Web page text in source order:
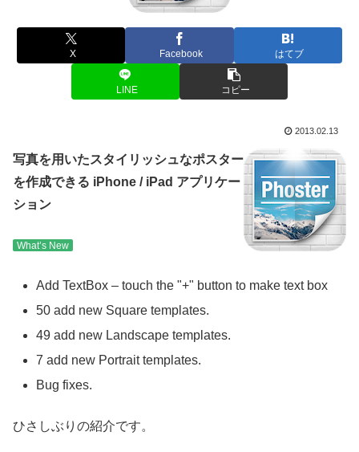
X Facebook はてブ
LINE コピー
2013.02.13
写真を用いたスタイリッシュなポスター
を作成できる iPhone / iPad アプリケー
ション
What’s New
Add TextBox – touch the "+" button to make text box
50 add new Square templates.
49 add new Landscape templates.
7 add new Portrait templates.
Bug fixes.
ひさしぶりの紹介です。